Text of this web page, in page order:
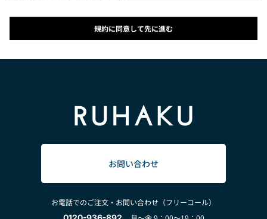
1. 当社は、会員の了承を得ることなく本規約を随時変更
することができるものとし、会員はこれを承諾します。
2. 前項の変更については、当サイト上に1ヵ月間表示した
時点で、全ての会員が了承したものとみなします。
合、当社は、会員に対し随時必要な事項を通知します。
2. 前項の通知は、当サイト上に表示した時点で全ての会
会員登録について
当サイトにおいてのご購入は、「会員登録をして購入」
か「会員登録せずに購入」のどちらでも可能です。
※ログインには、会員登録時に入力したメールアドレス
規約に同意して先に進む
お問い合わせ
お電話でのご注文・お問い合わせ（フリーコール）